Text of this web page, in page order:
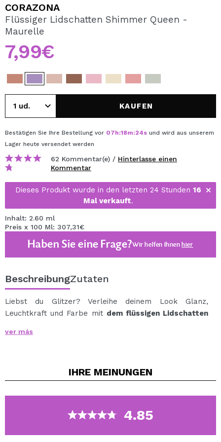
REGISTRIEREN
Durch die Erstellung eines Kontos bei Maquillalia.de
können Sie Ihre Einkäufe schnell tätigen, den Status Ihrer
Bestellungen überprüfen und Ihre bisherigen Vorgänge
einsehen.
CORAZONA
Flüssiger Lidschatten Shimmer Queen -
Maurelle
7,99€
KAUFEN
Bestätigen Sie Ihre Bestellung vor 07h:18m:24s und wird aus unserem
Lager heute versendet werden
62 Kommentar(e) / Hinterlasse einen
Kommentar
Dieses Produkt wurde in den letzten 24 Stunden 16
Mal verkauft.
Inhalt: 2.60 ml
Preis x 100 Ml: 307,31€
Haben Sie eine Frage?Wir helfen Ihnenhier
BeschreibungZutaten
Liebst du Glitzer? Verleihe deinem Look Glanz,
Leuchtkraft und Farbe mit dem flüssigen Lidschatten
Spielen und haben Sie Spaß beim Kreieren der
unglaublich langanhaltend und hält stundenlang. Nach
dem Trocknen bleibt er sicher auf dem Lid.
Dank des Applikators lässt sich dieser Lidschatten
ver más
IHRE MEINUNGEN
4.85